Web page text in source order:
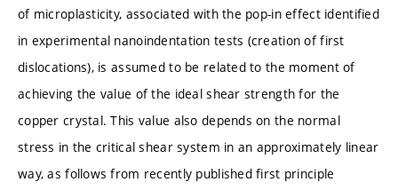
of microplasticity, associated with the pop-in effect identified
in experimental nanoindentation tests (creation of first
dislocations), is assumed to be related to the moment of
achieving the value of the ideal shear strength for the
copper crystal. This value also depends on the normal
stress in the critical shear system in an approximately linear
way, as follows from recently published first principle